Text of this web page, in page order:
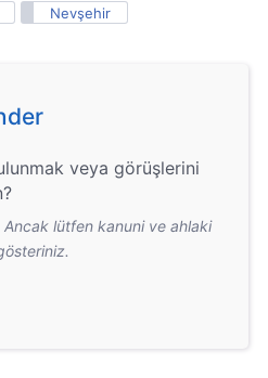
Nevşehir
veya görüşlerini
Ancak lütfen kanuni ve ahlaki